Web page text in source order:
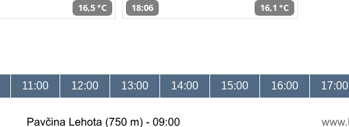
16,5 °C 18:06 16,1 °C
11:00 12:00 13:00 14:00 15:00 16:00 17:00